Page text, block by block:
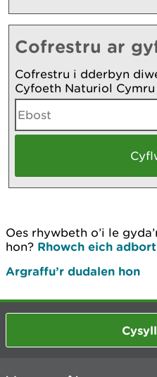
Cofrestru ar
Cofrestru i dderbyn
Cyfoeth Naturiol Cymru
Oes rhywbeth o’i le
hon? Rhowch eich
Argraffu’r dudalen hon